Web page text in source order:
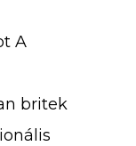
A
britek